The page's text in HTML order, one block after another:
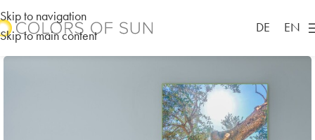
Skip to navigation
Skip to main content
DE EN